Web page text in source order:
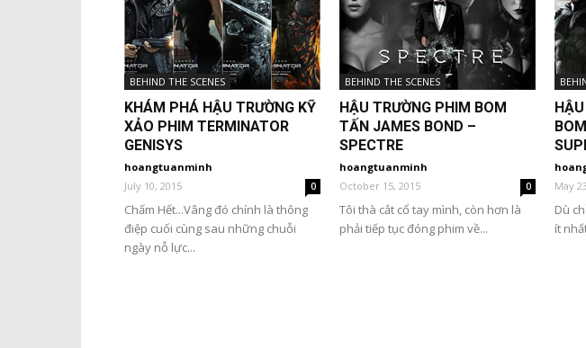
BEHIND THE SCENES
KHÁM PHÁ HẬU TRƯỜNG KỸ
XẢO PHIM TERMINATOR
GENISYS
hoangtuanminh
July 10, 2015
0
Chấm Hết...Vâng đó chính là thông
điệp cuối cùng sau những chuỗi
ngày nỗ lực...
BEHIND THE SCENES
HẬU TRƯỜNG PHIM BOM
TẤN JAMES BOND –
SPECTRE
hoangtuanminh
October 15, 2015
0
Tôi thà cắt cổ tay mình, còn hơn là
phải tiếp tục đóng phim về...
May
Dù
ít